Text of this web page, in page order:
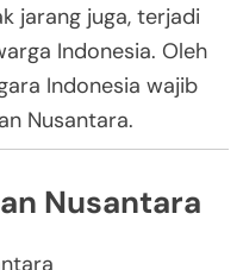
jarang juga, terjadi
Indonesia. Oleh
Indonesia wajib
Nusantara.
Nusantara